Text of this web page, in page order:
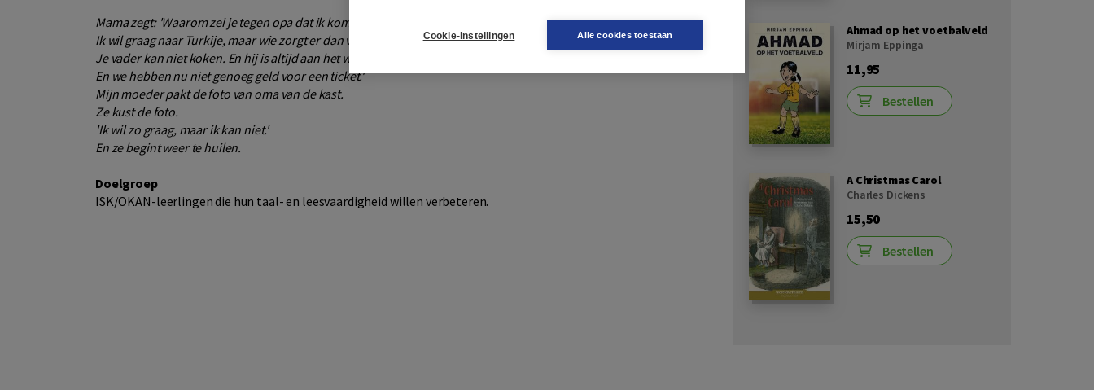
Mama zegt: 'Waarom zei je tegen opa dat ik kom?
Ik wil graag naar Turkije, maar wie zorgt er dan voor jullie?
Je vader kan niet koken. En hij is altijd aan het werk.
En we hebben nu niet genoeg geld voor een ticket.'
Mijn moeder pakt de foto van oma van de kast.
Ze kust de foto.
'Ik wil zo graag, maar ik kan niet.'
En ze begint weer te huilen.
Doelgroep
ISK/OKAN-leerlingen die hun taal- en leesvaardigheid willen verbeteren.
Ahmad op het voetbalveld
Mirjam Eppinga
11,95
Bestellen
A Christmas Carol
Charles Dickens
15,50
Bestellen
Cookie-instellingen Alle cookies toestaan